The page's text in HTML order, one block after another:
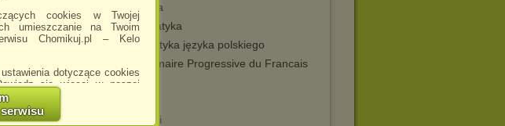
cookies w Twojej
umieszczanie na Twoim
Chomikuj.pl – Kelo
dotyczące cookies
się więcej w naszej
PolitykaPrywatnosci.aspx
przeglądarki może
Galeria
Gramatyka
gramatyka języka polskiego
Grammaire Progressive du Francais
Gry
Instalki